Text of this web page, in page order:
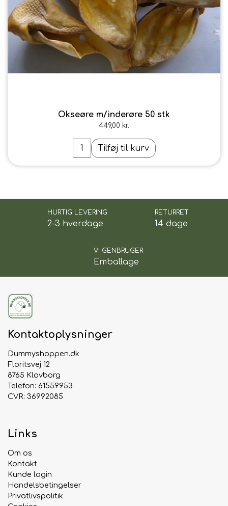
Okseøre m/inderøre 50 stk
449,00 kr.
Tilføj til kurv
HURTIG LEVERING
2-3 hverdage
RETURRET
14 dage
VI GENBRUGER
Emballage
Kontaktoplysninger
Dummyshoppen.dk
Floritsvej 12
8765 Klovborg
Telefon: 61559953
CVR: 36992085
Links
Om os
Kontakt
Kunde login
Handelsbetingelser
Privatlivspolitik